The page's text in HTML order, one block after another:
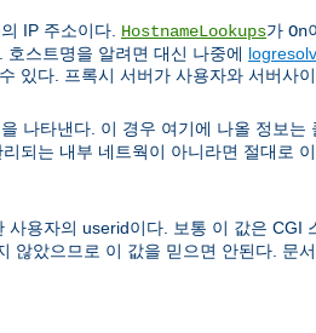
IP 주소이다. HostnameLookups가 On
스트명을 알려면 대신 나중에
있다. 프록시 서버가 사용자와 서버사
나타낸다. 이 경우 여기에 나올 정보는
되는 내부 네트웍이 아니라면 절대로
용자의 userid이다. 보통 이 값은 CGI
않았으므로 이 값을 믿으면 안된다. 문